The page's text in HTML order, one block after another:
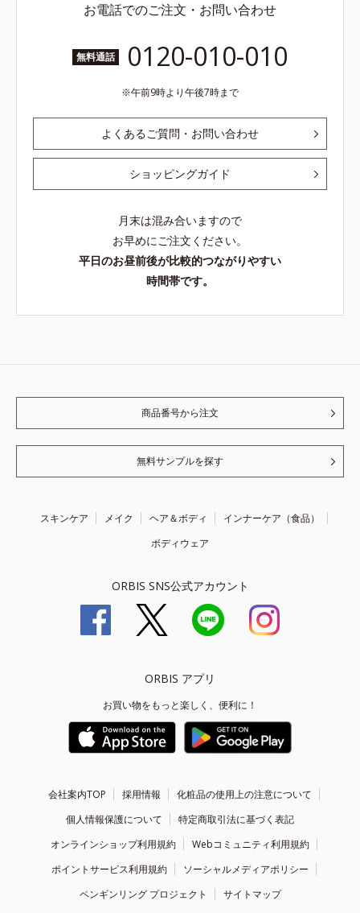
お電話でのご注文・お問い合わせ
無料通話 0120-010-010
午前9時より午後7時まで
よくあるご質問・お問い合わせ
ショッピングガイド
月末は混み合いますので
お早めにご注文ください。
平日のお昼前後が比較的つながりやすい
時間帯です。
商品番号から注文
無料サンプルを探す
スキンケア メイク ヘア＆ボディ
インナーケア（食品）
ボディウェア
ORBIS SNS公式アカウント
ORBIS アプリ
お買い物をもっと楽しく、便利に！
会社案内TOP 採用情報
化粧品の使用上の注意について
個人情報保護について
特定商取引法に基づく表記
オンラインショップ利用規約
Webコミュニティ利用規約
ポイントサービス利用規約
ソーシャルメディアポリシー
ペンギンリング プロジェクト
サイトマップ